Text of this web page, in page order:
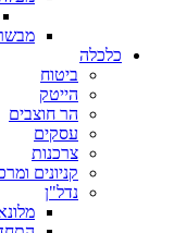
כלכלה
ביטוח
הייטק
הר חוצבים
עסקים
צרכנות
קניונים
נדל"ן